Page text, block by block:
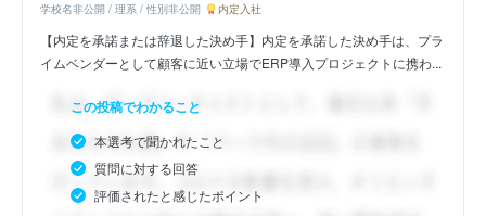
学校名非公開 / 理系 / 性別非公開 内定入社
【内定を承諾または辞退した決め手】内定を承諾した決め手は、プラ
イムベンダーとして顧客に近い立場でERP導入プロジェクトに携わ...
この投稿でわかること
本選考で聞かれたこと
質問に対する回答
評価されたと感じたポイント